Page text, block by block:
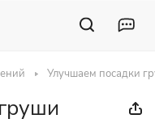
Улучшаем посадки